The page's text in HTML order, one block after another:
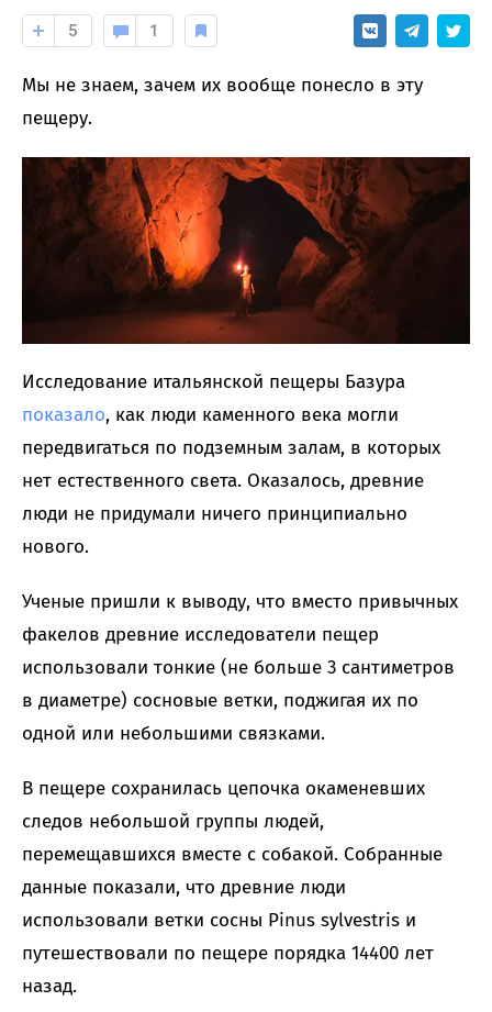
5 1
Мы не знаем, зачем их вообще понесло в эту
пещеру.
Исследование итальянской пещеры Базура
показало, как люди каменного века могли
передвигаться по подземным залам, в которых
нет естественного света. Оказалось, древние
люди не придумали ничего принципиально
нового.
Ученые пришли к выводу, что вместо привычных
факелов древние исследователи пещер
использовали тонкие (не больше 3 сантиметров
в диаметре) сосновые ветки, поджигая их по
одной или небольшими связками.
В пещере сохранилась цепочка окаменевших
следов небольшой группы людей,
перемещавшихся вместе с собакой. Собранные
данные показали, что древние люди
использовали ветки сосны Pinus sylvestris и
путешествовали по пещере порядка 14400 лет
назад.